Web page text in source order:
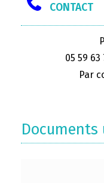
CONTACT
05 59 63
Par
Documents